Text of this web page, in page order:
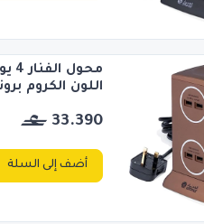
اللون الكروم
33.390
أضف إلى السلة